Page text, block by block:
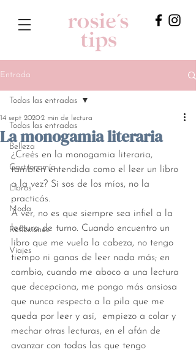
Entrada
Todas las entradas
Belleza
Gastronomía
Libros
Moda
Reflexiones
Viajes
Todas las entradas
La monogamia literaria
14 sept 20202 min de lectura
¿Creés en la monogamia literaria,
también entendida como el leer un libro
a la vez? Si sos de los míos, no la
practicás.
A ver, no es que siempre sea infiel a la
lectura de turno. Cuando encuentro un
libro que me vuela la cabeza, no tengo
tiempo ni ganas de leer nada más; en
cambio, cuando me aboco a una lectura
que decepciona, me pongo más ansiosa
que nunca respecto a la pila que me
queda por leer y así,  empiezo a colar y
mechar otras lecturas, en el afán de
avanzar con todas las que tengo